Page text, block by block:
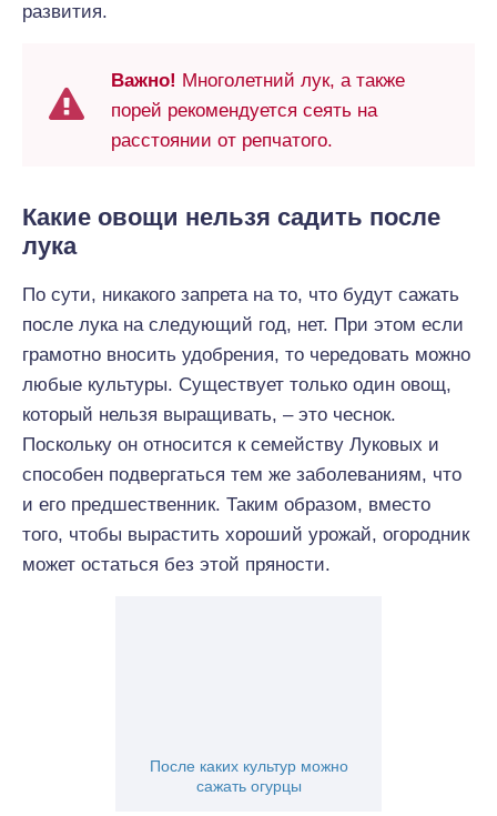
развития.
Важно! Многолетний лук, а также
порей рекомендуется сеять на
расстоянии от репчатого.
Какие овощи нельзя садить после
лука
По сути, никакого запрета на то, что будут сажать
после лука на следующий год, нет. При этом если
грамотно вносить удобрения, то чередовать можно
любые культуры. Существует только один овощ,
который нельзя выращивать, – это чеснок.
Поскольку он относится к семейству Луковых и
способен подвергаться тем же заболеваниям, что
и его предшественник. Таким образом, вместо
того, чтобы вырастить хороший урожай, огородник
может остаться без этой пряности.
После каких культур можно
сажать огурцы